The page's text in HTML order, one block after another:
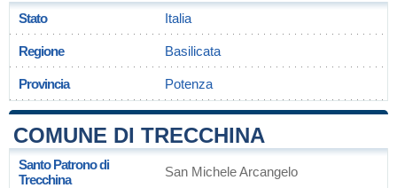
Stato Italia
Regione Basilicata
Provincia Potenza
COMUNE DI TRECCHINA
Santo Patrono di
Trecchina
San Michele Arcangelo